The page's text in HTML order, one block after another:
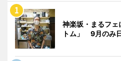
神楽坂・まるフ
トム」 9月のみ